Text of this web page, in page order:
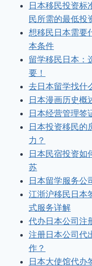
日本移民投资标
民所需的最低投
想移民日本需要
本条件
留学移民日本：
要！
去日本留学找什
日本漫画历史概
日本经营管理签
日本投资移民的
力？
日本民宿投资如
苏
日本留学服务公
江浙沪移民日本
式服务详解
代办日本公司注
注册日本公司代
作？
日本大使馆代办